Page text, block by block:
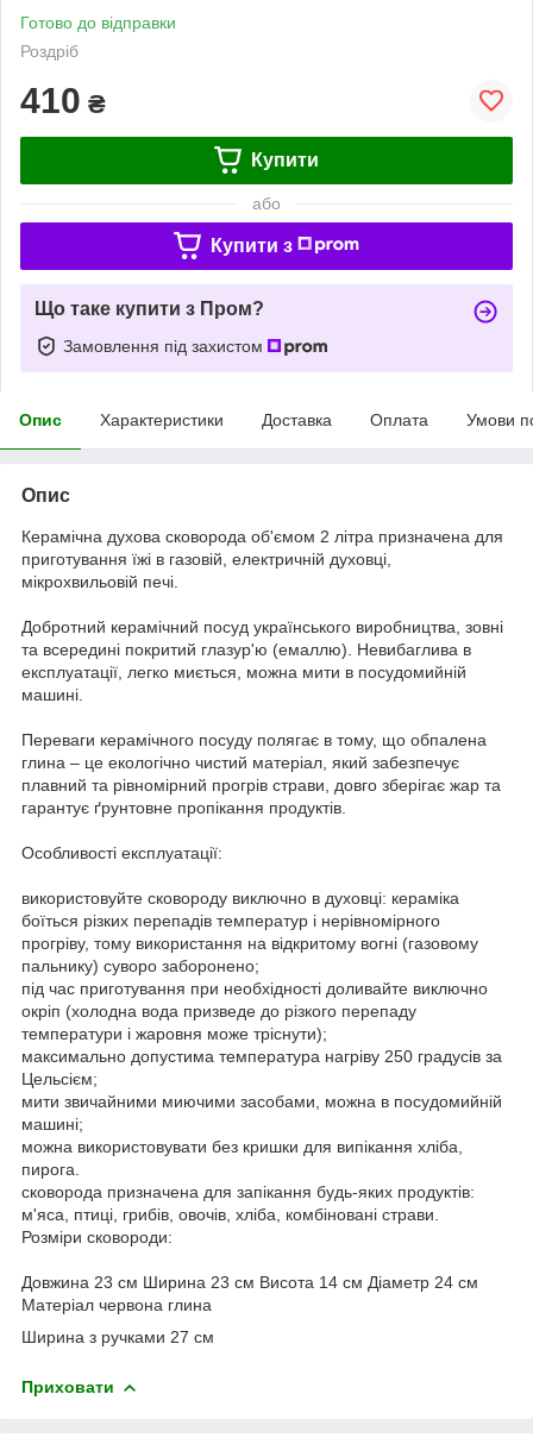
Готово до відправки
Роздріб
410 ₴
Купити
або
Купити з
Що таке купити з Пром?
Замовлення під захистом
Опис Характеристики Доставка Оплата Умови
Опис
Керамічна духова сковорода об'ємом 2 літра призначена для
приготування їжі в газовій, електричній духовці,
мікрохвильовій печі.
Добротний керамічний посуд українського виробництва, зовні
та всередині покритий глазур'ю (емаллю). Невибаглива в
експлуатації, легко миється, можна мити в посудомийній
машині.
Переваги керамічного посуду полягає в тому, що обпалена
глина – це екологічно чистий матеріал, який забезпечує
плавний та рівномірний прогрів страви, довго зберігає жар та
гарантує ґрунтовне пропікання продуктів.
Особливості експлуатації:
використовуйте сковороду виключно в духовці: кераміка
боїться різких перепадів температур і нерівномірного
прогріву, тому використання на відкритому вогні (газовому
пальнику) суворо заборонено;
під час приготування при необхідності доливайте виключно
окріп (холодна вода призведе до різкого перепаду
температури і жаровня може тріснути);
максимально допустима температура нагріву 250 градусів за
Цельсієм;
мити звичайними миючими засобами, можна в посудомийній
машині;
можна використовувати без кришки для випікання хліба,
пирога.
сковорода призначена для запікання будь-яких продуктів:
м'яса, птиці, грибів, овочів, хліба, комбіновані страви.
Розміри сковороди:
Довжина 23 см Ширина 23 см Висота 14 см Діаметр 24 см
Матеріал червона глина
Ширина з ручками 27 см
Приховати